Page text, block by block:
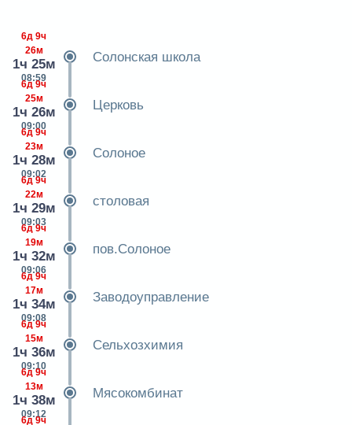
6д 9ч
26м
1ч 25м
08:59
Солонская школа
6д 9ч
25м
1ч 26м
09:00
Церковь
6д 9ч
23м
1ч 28м
09:02
Солоное
6д 9ч
22м
1ч 29м
09:03
столовая
6д 9ч
19м
1ч 32м
09:06
пов.Солоное
6д 9ч
17м
1ч 34м
09:08
Заводоуправление
6д 9ч
15м
1ч 36м
09:10
Сельхозхимия
6д 9ч
13м
1ч 38м
09:12
Мясокомбинат
6д 9ч